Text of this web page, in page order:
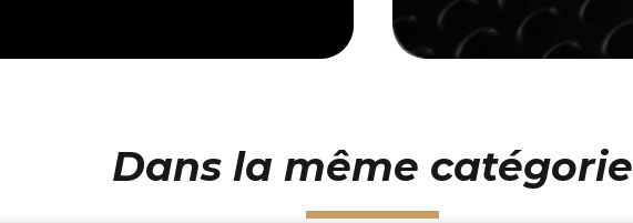
Dans la même catégorie